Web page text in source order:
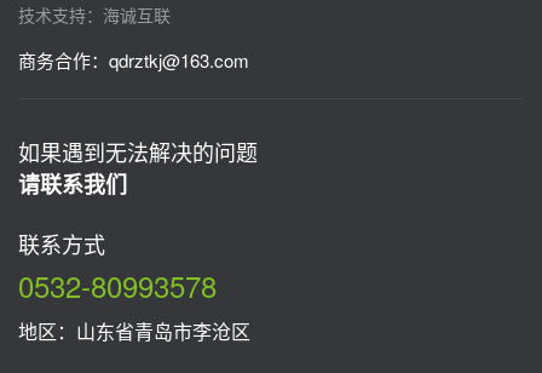
技术支持：海诚互联
商务合作： qdrztkj@163.com
如果遇到无法解决的问题
请联系我们
联系方式
0532-80993578
地区：山东省青岛市李沧区